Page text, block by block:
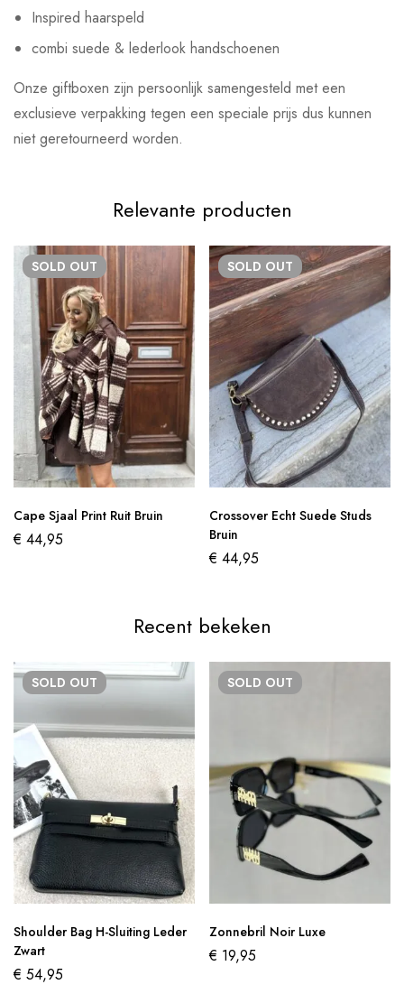
Inspired haarspeld
combi suede & lederlook handschoenen
Onze giftboxen zijn persoonlijk samengesteld met een
exclusieve verpakking tegen een speciale prijs dus kunnen
niet geretourneerd worden.
Relevante producten
SOLD OUT
Cape Sjaal Print Ruit Bruin
€ 44,95
SOLD OUT
Crossover Echt Suede Studs
Bruin
€ 44,95
Recent bekeken
SOLD OUT
Shoulder Bag H-Sluiting Leder
Zwart
€ 54,95
SOLD OUT
Zonnebril Noir Luxe
€ 19,95